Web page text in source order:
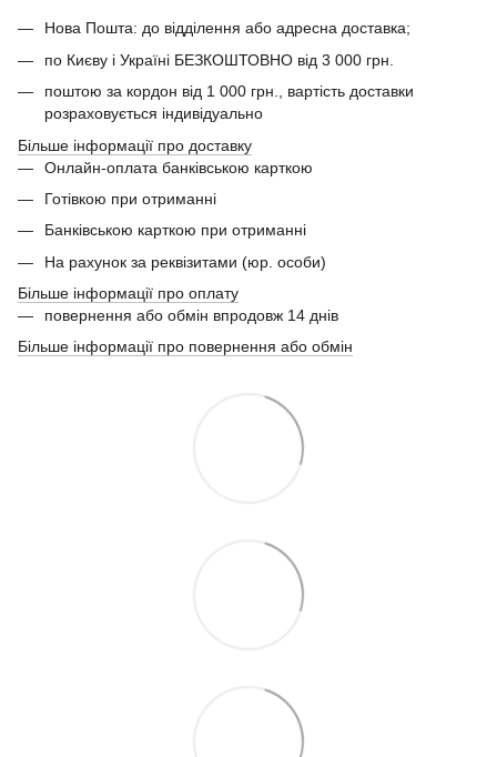
Нова Пошта: до відділення або адресна доставка;
по Києву і Україні БЕЗКОШТОВНО від 3 000 грн.
поштою за кордон від 1 000 грн., вартість доставки
розраховується індивідуально
Більше інформації про доставку
Онлайн-оплата банківською карткою
Готівкою при отриманні
Банківською карткою при отриманні
На рахунок за реквізитами (юр. особи)
Більше інформації про оплату
повернення або обмін впродовж 14 днів
Більше інформації про повернення або обмін